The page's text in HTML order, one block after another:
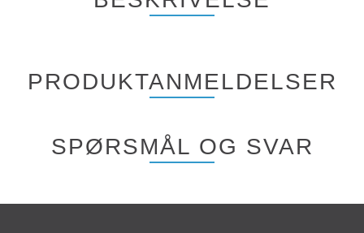
PRODUKTANMELDELSER
SPØRSMÅL OG SVAR